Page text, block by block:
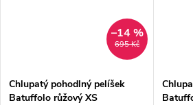
695 Kč
–14 %
Chlupatý pohodlný pelíšek
Batuffolo růžový XS